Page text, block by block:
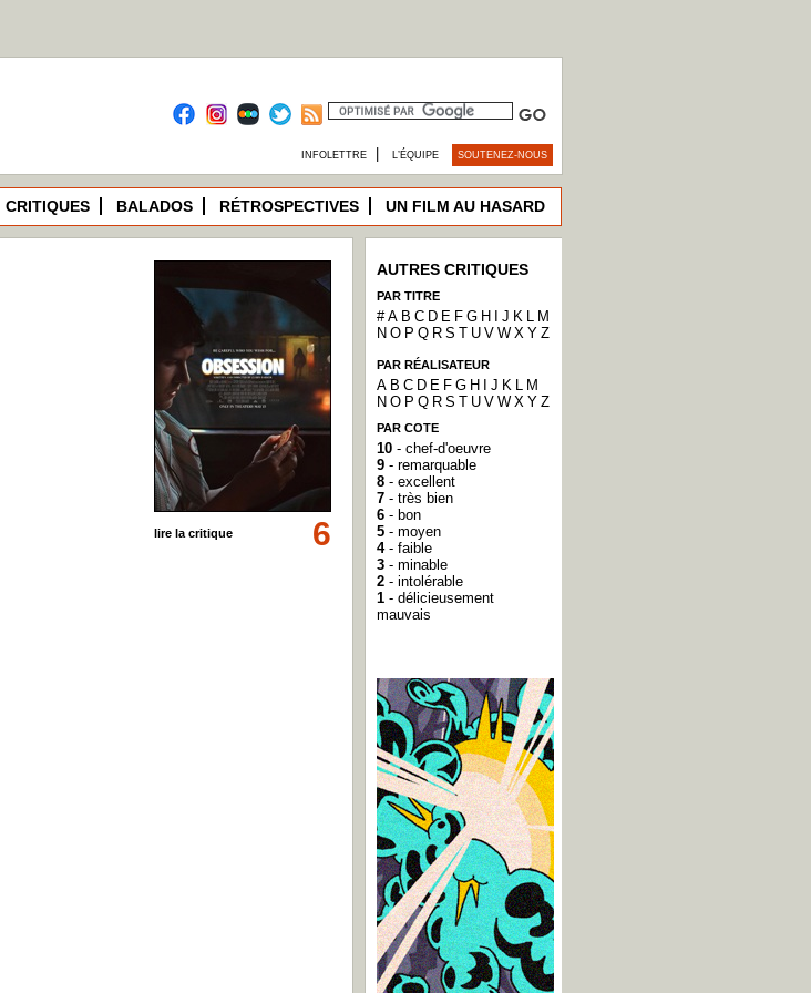
INFOLETTRE L’ÉQUIPE SOUTENEZ-NOUS
CRITIQUES BALADOS RÉTROSPECTIVES UN FILM AU HASARD
6
lire la critique
AUTRES CRITIQUES
PAR TITRE
# A B C D E F G H J K L M
N O P Q R S T U V W X Y Z
PAR RÉALISATEUR
A B C D E F G H J K L M
N O P Q R S T U V W X Y Z
PAR COTE
10 - chef-d'oeuvre
9 - remarquable
8 - excellent
7 - très bien
6 - bon
5 - moyen
4- faible
3 - minable
2 - intolérable
1 - délicieusement
mauvais